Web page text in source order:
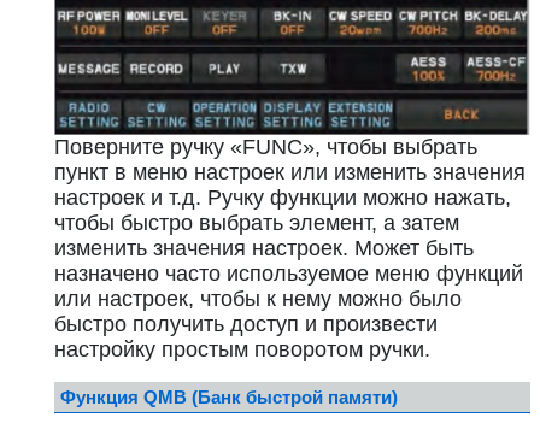
Поверните ручку «FUNC», чтобы выбрать
пункт в меню настроек или изменить значения
настроек и т.д. Ручку функции можно нажать,
чтобы быстро выбрать элемент, а затем
изменить значения настроек. Может быть
назначено часто используемое меню функций
или настроек, чтобы к нему можно было
быстро получить доступ и произвести
настройку простым поворотом ручки.
Функция QMB (Банк быстрой памяти)